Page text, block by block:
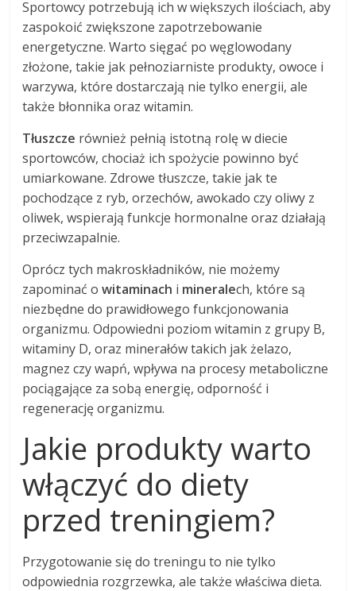
Sportowcy potrzebują ich w większych ilościach, aby
zaspokoić zwiększone zapotrzebowanie
energetyczne. Warto sięgać po węglowodany
złożone, takie jak pełnoziarniste produkty, owoce i
warzywa, które dostarczają nie tylko energii, ale
także błonnika oraz witamin.
Tłuszcze również pełnią istotną rolę w diecie
sportowców, chociaż ich spożycie powinno być
umiarkowane. Zdrowe tłuszcze, takie jak te
pochodzące z ryb, orzechów, awokado czy oliwy z
oliwek, wspierają funkcje hormonalne oraz działają
przeciwzapalnie.
Oprócz tych makroskładników, nie możemy
zapominać owitaminach i mineralech, które są
niezbędne do prawidłowego funkcjonowania
organizmu. Odpowiedni poziom witamin z grupy B,
witaminy D, oraz minerałów takich jak żelazo,
magnez czy wapń, wpływa na procesy metaboliczne
pociągające za sobą energię, odporność i
regenerację organizmu.
Jakie produkty warto
włączyć do diety
przed treningiem?
Przygotowanie się do treningu to nie tylko
odpowiednia rozgrzewka, ale także właściwa dieta.